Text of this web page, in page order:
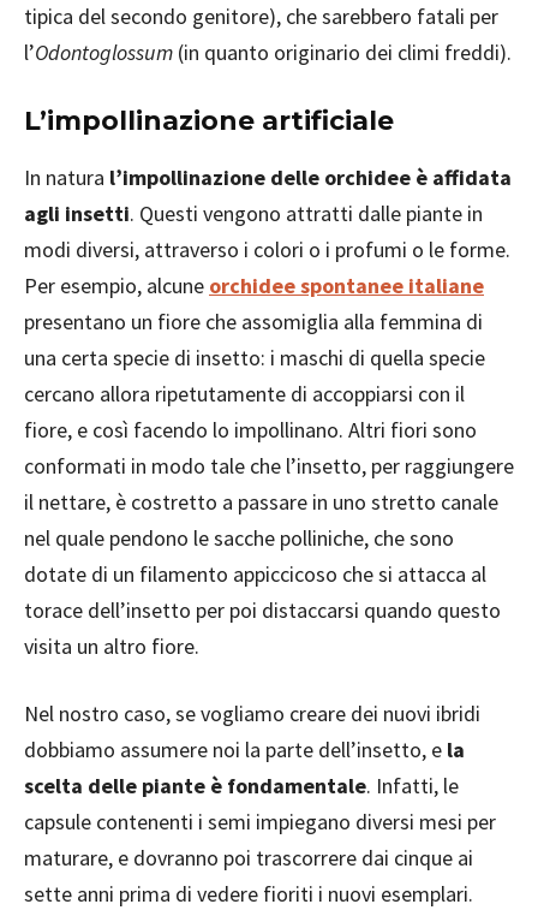
tipica del secondo genitore), che sarebbero fatali per
l’Odontoglossum (in quanto originario dei climi freddi).
L’impollinazione artificiale
In natura l’impollinazione delle orchidee è affidata
agli insetti. Questi vengono attratti dalle piante in
modi diversi, attraverso i colori o i profumi o le forme.
Per esempio, alcune orchidee spontanee italiane
presentano un fiore che assomiglia alla femmina di
una certa specie di insetto: i maschi di quella specie
cercano allora ripetutamente di accoppiarsi con il
fiore, e così facendo lo impollinano. Altri fiori sono
conformati in modo tale che l’insetto, per raggiungere
il nettare, è costretto a passare in uno stretto canale
nel quale pendono le sacche polliniche, che sono
dotate di un filamento appiccicoso che si attacca al
torace dell’insetto per poi distaccarsi quando questo
visita un altro fiore.
Nel nostro caso, se vogliamo creare dei nuovi ibridi
dobbiamo assumere noi la parte dell’insetto, e la
scelta delle piante è fondamentale. Infatti, le
capsule contenenti i semi impiegano diversi mesi per
maturare, e dovranno poi trascorrere dai cinque ai
sette anni prima di vedere fioriti i nuovi esemplari.